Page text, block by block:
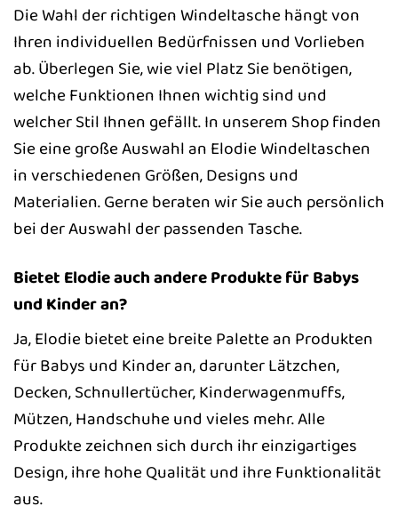
Die Wahl der richtigen Windeltasche hängt von
Ihren individuellen Bedürfnissen und Vorlieben
ab. Überlegen Sie, wie viel Platz Sie benötigen,
welche Funktionen Ihnen wichtig sind und
welcher Stil Ihnen gefällt. In unserem Shop finden
Sie eine große Auswahl an Elodie Windeltaschen
in verschiedenen Größen, Designs und
Materialien. Gerne beraten wir Sie auch persönlich
bei der Auswahl der passenden Tasche.
Bietet Elodie auch andere Produkte für Babys
und Kinder an?
Ja, Elodie bietet eine breite Palette an Produkten
für Babys und Kinder an, darunter Lätzchen,
Decken, Schnullertücher, Kinderwagenmuffs,
Mützen, Handschuhe und vieles mehr. Alle
Produkte zeichnen sich durch ihr einzigartiges
Design, ihre hohe Qualität und ihre Funktionalität
aus.